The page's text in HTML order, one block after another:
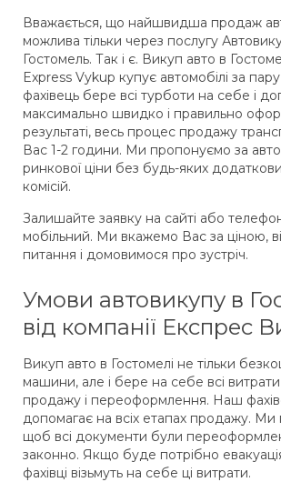
Вважається, що найшвидша продаж
можлива тільки через послугу
Гостомель. Так і є. Викуп авто в
Express Vykup купує автомобілі за
фахівець бере всі турботи на себе і
максимально швидко і правильно
результаті, весь процес продажу
Вас 1-2 години. Ми пропонуємо за
ринкової ціни без будь-яких
комісій.
Залишайте заявку на сайті або
мобільний. Ми вкажемо Вас за ціною,
питання і домовимося про зустріч.
Умови автовикупу в
від компанії Експрес
Викуп авто в Гостомелі не тільки
машини, але і бере на себе всі витрати
продажу і переоформлення. Наш
допомагає на всіх етапах продажу.
щоб всі документи були
законно. Якщо буде потрібно
фахівці візьмуть на себе ці витрати.